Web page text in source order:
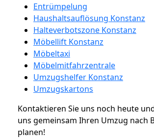
Entrümpelung
Haushaltsauflösung Konstanz
Halteverbotszone Konstanz
Möbellift Konstanz
Möbeltaxi
Möbelmitfahrzentrale
Umzugshelfer Konstanz
Umzugskartons
Kontaktieren Sie uns noch heute
uns gemeinsam Ihren Umzug nach
planen!